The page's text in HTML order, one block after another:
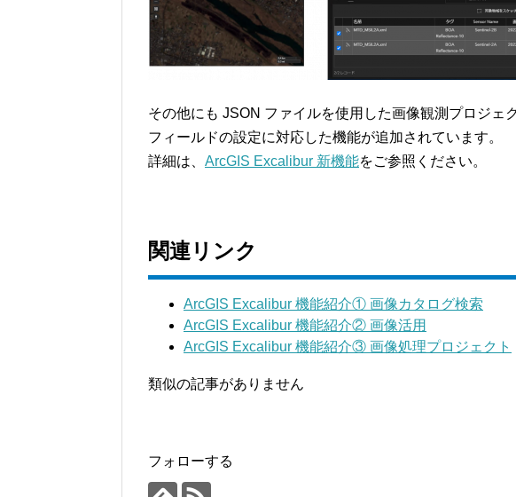
その他にも JSON ファイルを使用した画像観測プロジェ
フィールドの設定に対応した機能が追加されています。
詳細は、 ArcGIS Excalibur 新機能をご参照ください。
関連リンク
ArcGIS Excalibur 機能紹介① 画像カタログ検索
ArcGIS Excalibur 機能紹介② 画像活用
ArcGIS Excalibur 機能紹介③ 画像処理プロジェクト
類似の記事がありません
フォローする